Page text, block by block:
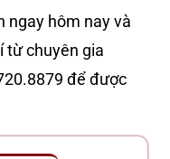
ngay hôm nay và
từ chuyên gia
để được